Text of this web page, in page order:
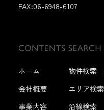
FAX:06-6948-6107
ホーム
会社概要
事業内容
物件検索
エリア検索
沿線検索